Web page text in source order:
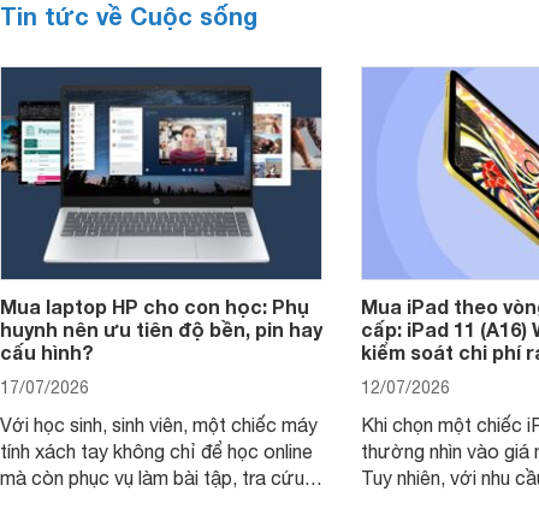
Tin tức về Cuộc sống
Mua laptop HP cho con học: Phụ
huynh nên ưu tiên độ bền, pin hay
cấu hình?
17/07/2026
Với học sinh, sinh viên, một chiếc máy
tính xách tay không chỉ để học online
mà còn phục vụ làm bài tập, tra cứu,
Mua iPad theo
cấp: iPad 11 (A16)
kiểm soát chi phí
12/07/2026
Khi chọn một chiếc
thường nhìn vào
Tuy nhiên, với nhu